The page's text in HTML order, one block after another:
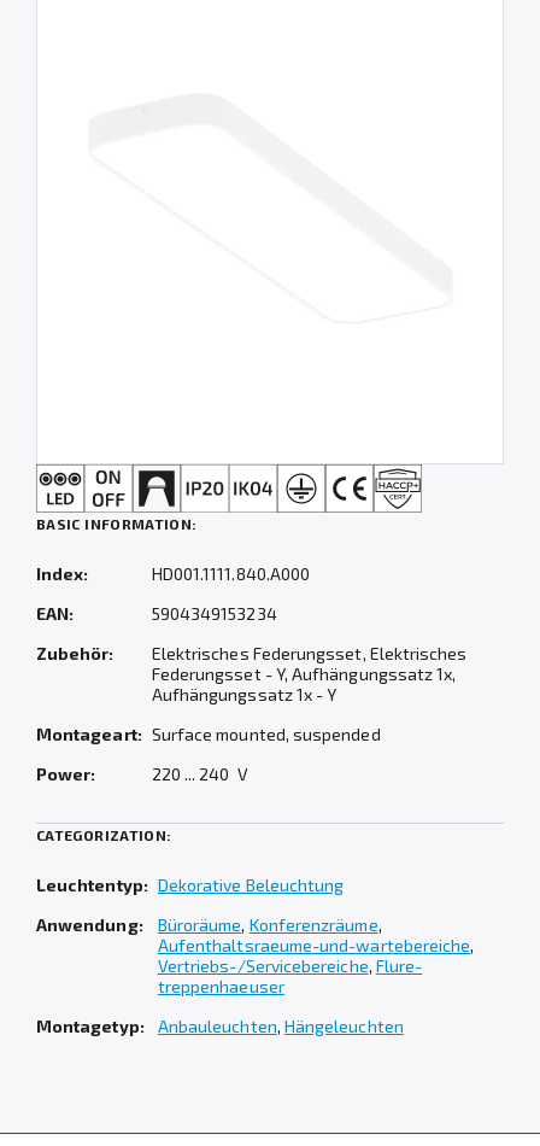
BASIC INFORMATION:
Index:
HD001.1111.840.A000
EAN:
5904349153234
Zubehör:
Elektrisches Federungsset, Elektrisches
Federungsset - Y, Aufhängungssatz 1x,
Aufhängungssatz 1x - Y
Montageart: Surface mounted, suspended
Power:
220 ... 240 V
CATEGORIZATION:
Leuchtentyp: Dekorative Beleuchtung
Anwendung:
Büroräume, Konferenzräume,
Aufenthaltsraeume-und-wartebereiche,
Vertriebs-/Servicebereiche, Flure-
treppenhaeuser
Montagetyp:
Anbauleuchten, Hängeleuchten